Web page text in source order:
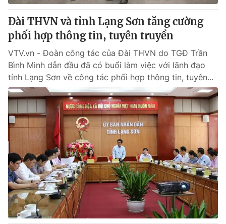
Liên hệ tòa soạn English
THỜI BÁO VTV
Theo dõi báo trên
Cơ quan chủ quản:
Đài Truyền hình Việt Nam
Cơ quan báo chí:
Thời báo VTV
Giấy phép hoạt động báo in và báo điện tử số 483/GP-BTTTT
cấp ngày 29/12/2023
Tổng Biên tập:Vũ Thanh Thủy
Phó Tổng Biên tập:Nguyễn Thị Mỹ Hạnh, Phạm Quốc Thắng,
Nguyễn Trọng Ninh
Tổng đài VTV:024.38 355 931 - 024.38 355 932
Đài THVN và tỉnh Lạng Sơn tăng cường
phối hợp thông tin, tuyên truyền
VTV.vn - Đoàn công tác của Đài THVN do TGĐ Trần
Bình Minh dẫn đầu đã có buổi làm việc với lãnh đạo
tỉnh Lạng Sơn về công tác phối hợp thông tin, tuyên...